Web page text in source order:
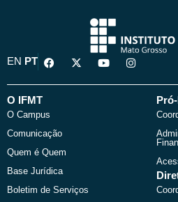
EN PT
F
a
e
o
k
X
-
w
Y
o
t
I
n
t
O IFMT
O Campus
Comunicação
Quem é Quem
Base Jurídica
Boletim de Serviços